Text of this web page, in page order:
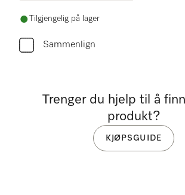
Tilgjengelig på lager
Sammenlign
Trenger du hjelp til å
produkt?
KJØPSGUIDE